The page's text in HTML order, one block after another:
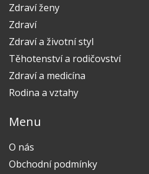
Zdraví ženy
Zdraví
Zdraví a životní styl
Těhotenství a rodičovství
Zdraví a medicína
Rodina a vztahy
Menu
O nás
Obchodní podmínky